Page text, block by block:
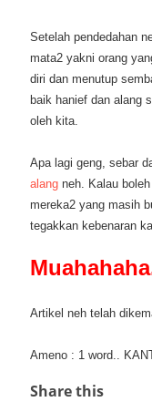
Setelah pendedahan
mata2 yakni orang
diri dan menutup
baik hanief dan alang
oleh kita.
Apa lagi geng, sebar
alang neh. Kalau
mereka2 yang masih
tegakkan kebenaran
Artikel neh telah
Ameno : 1 word..
Share this